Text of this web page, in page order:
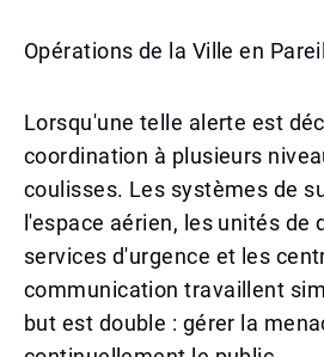
Opérations de la Ville en
Lorsqu'une telle alerte est
coordination à plusieurs
coulisses. Les systèmes de
l'espace aérien, les unités de
services d'urgence et les
communication travaillent
but est double : gérer la